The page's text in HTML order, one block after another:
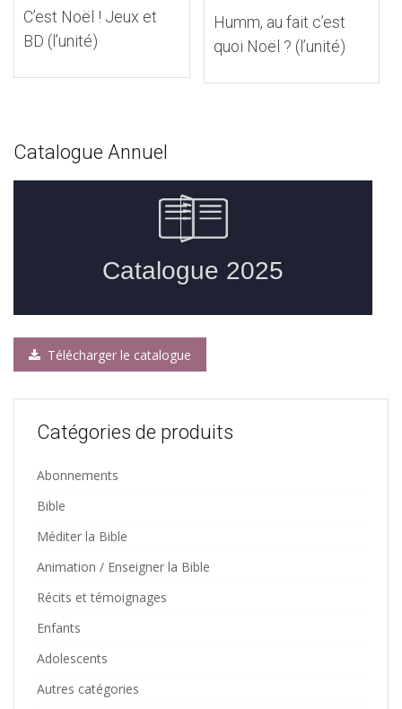
C’est Noël ! Jeux et
BD (l’unité)
Humm, au fait c’est
quoi Noël ? (l’unité)
Catalogue Annuel
Télécharger le catalogue
Catégories de produits
Abonnements
Bible
Méditer la Bible
Animation / Enseigner la Bible
Récits et témoignages
Enfants
Adolescents
Autres catégories